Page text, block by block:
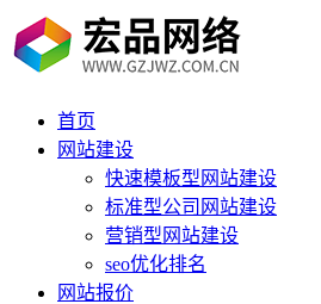
首页
网站建设
快速模板型网站建设
标准型公司网站建设
营销型网站建设
seo优化排名
网站报价